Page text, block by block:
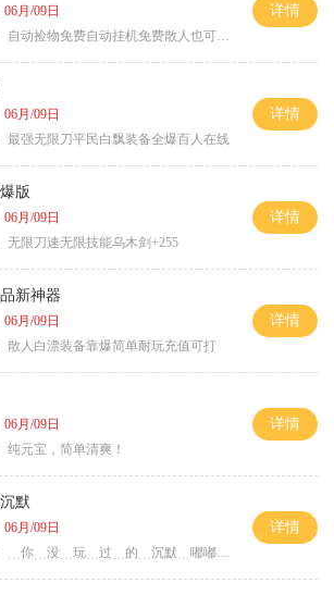
06月/09日
自动捡物免费自动挂机免费散人也可毕业
详情
06月/09日
最强无限刀平民白飘装备全爆百人在线
详情
版
06月/09日
无限刀速无限技能乌木剑+255
详情
新神器
06月/09日
散人白漂装备靠爆简单耐玩充值可打
详情
06月/09日
纯元宝，简单清爽！
详情
默
06月/09日
﹍你﹍没﹍玩﹍过﹍的﹍沉默﹍嘟嘟﹍武易﹍
详情